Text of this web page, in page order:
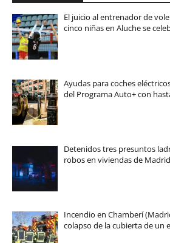
El juicio al entrenador de
cinco niñas en Aluche se
Ayudas para coches
del Programa Auto+ con
Detenidos tres presuntos
robos en viviendas de Madrid
Incendio en Chamberí
colapso de la cubierta de un